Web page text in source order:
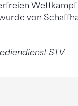
Wettkampf
von
STV